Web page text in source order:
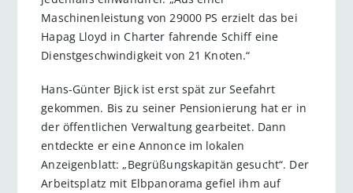
Maschinenleistung von 29000 PS erzielt das bei
Hapag Lloyd in Charter fahrende Schiff eine
Dienstgeschwindigkeit von 21 Knoten.“
Hans-Günter Bjick ist erst spät zur Seefahrt
gekommen. Bis zu seiner Pensionierung hat er in
der öffentlichen Verwaltung gearbeitet. Dann
entdeckte er eine Annonce im lokalen
Anzeigenblatt: „Begrüßungskapitän gesucht“. Der
Arbeitsplatz mit Elbpanorama gefiel ihm auf